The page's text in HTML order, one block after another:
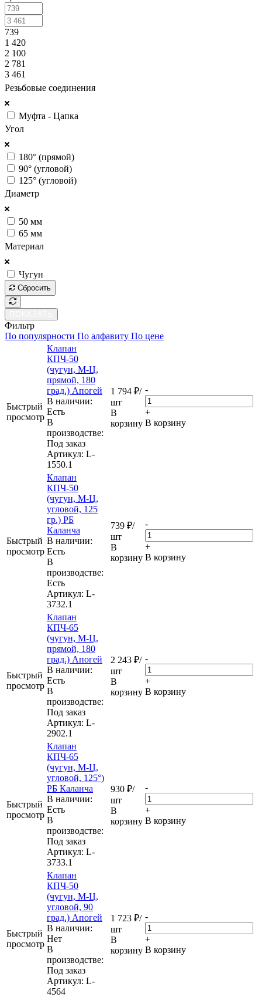
739
1 420
2 100
2 781
3 461
Резьбовые соединения
Муфта - Цапка
Угол
180° (прямой)
90° (угловой)
125° (угловой)
Диаметр
50 мм
65 мм
Материал
Чугун
Сбросить
Фильтр
По популярности По алфавиту По цене
Быстрый
просмотр
Клапан
КПЧ-50
(чугун, М-Ц,
прямой, 180
град.) Апогей
В наличии:
Eсть
В
производстве:
Под заказ
Артикул: L-
1550.1
1 794 ₽/
шт
В
корзину
-
+
В корзину
Быстрый
просмотр
Клапан
КПЧ-50
(чугун, М-Ц,
угловой, 125
гр.) РБ
Каланча
В наличии:
Eсть
В
производстве:
Есть
Артикул: L-
3732.1
739 ₽/
шт
В
корзину
-
+
В корзину
Быстрый
просмотр
Клапан
КПЧ-65
(чугун, М-Ц,
прямой, 180
град.) Апогей
В наличии:
Eсть
В
производстве:
Под заказ
Артикул: L-
2902.1
2 243 ₽/
шт
В
корзину
-
+
В корзину
Быстрый
просмотр
Клапан
КПЧ-65
(чугун, М-Ц,
угловой, 125°)
РБ Каланча
В наличии:
Eсть
В
производстве:
Под заказ
Артикул: L-
3733.1
930 ₽/
шт
В
корзину
-
+
В корзину
Быстрый
просмотр
Клапан
КПЧ-50
(чугун, М-Ц,
угловой, 90
град.) Апогей
В наличии:
Нет
В
производстве:
Под заказ
Артикул: L-
4564
1 723 ₽/
шт
В
корзину
-
+
В корзину